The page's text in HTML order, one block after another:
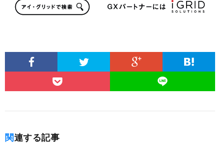
関連する記事